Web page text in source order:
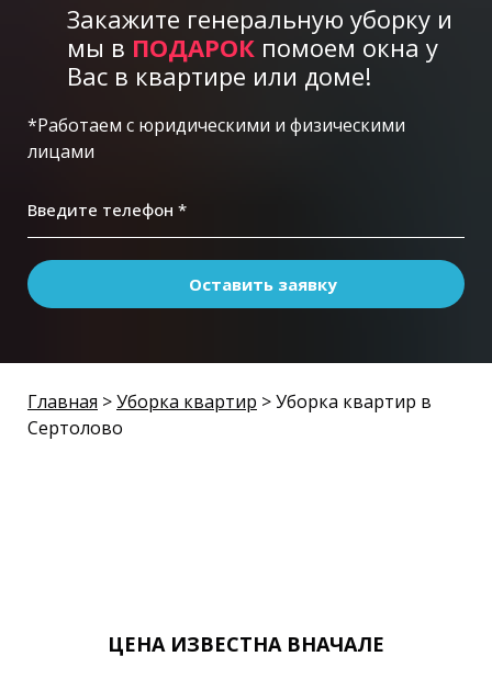
Закажите генеральную уборку и
мы в ПОДАРОК помоем окна у
Вас в квартире или доме!
*Работаем с юридическими и физическими
лицами
Введите телефон *
Оставить заявку
Главная >Уборка квартир > Уборка квартир в
Сертолово
ЦЕНА ИЗВЕСТНА ВНАЧАЛЕ